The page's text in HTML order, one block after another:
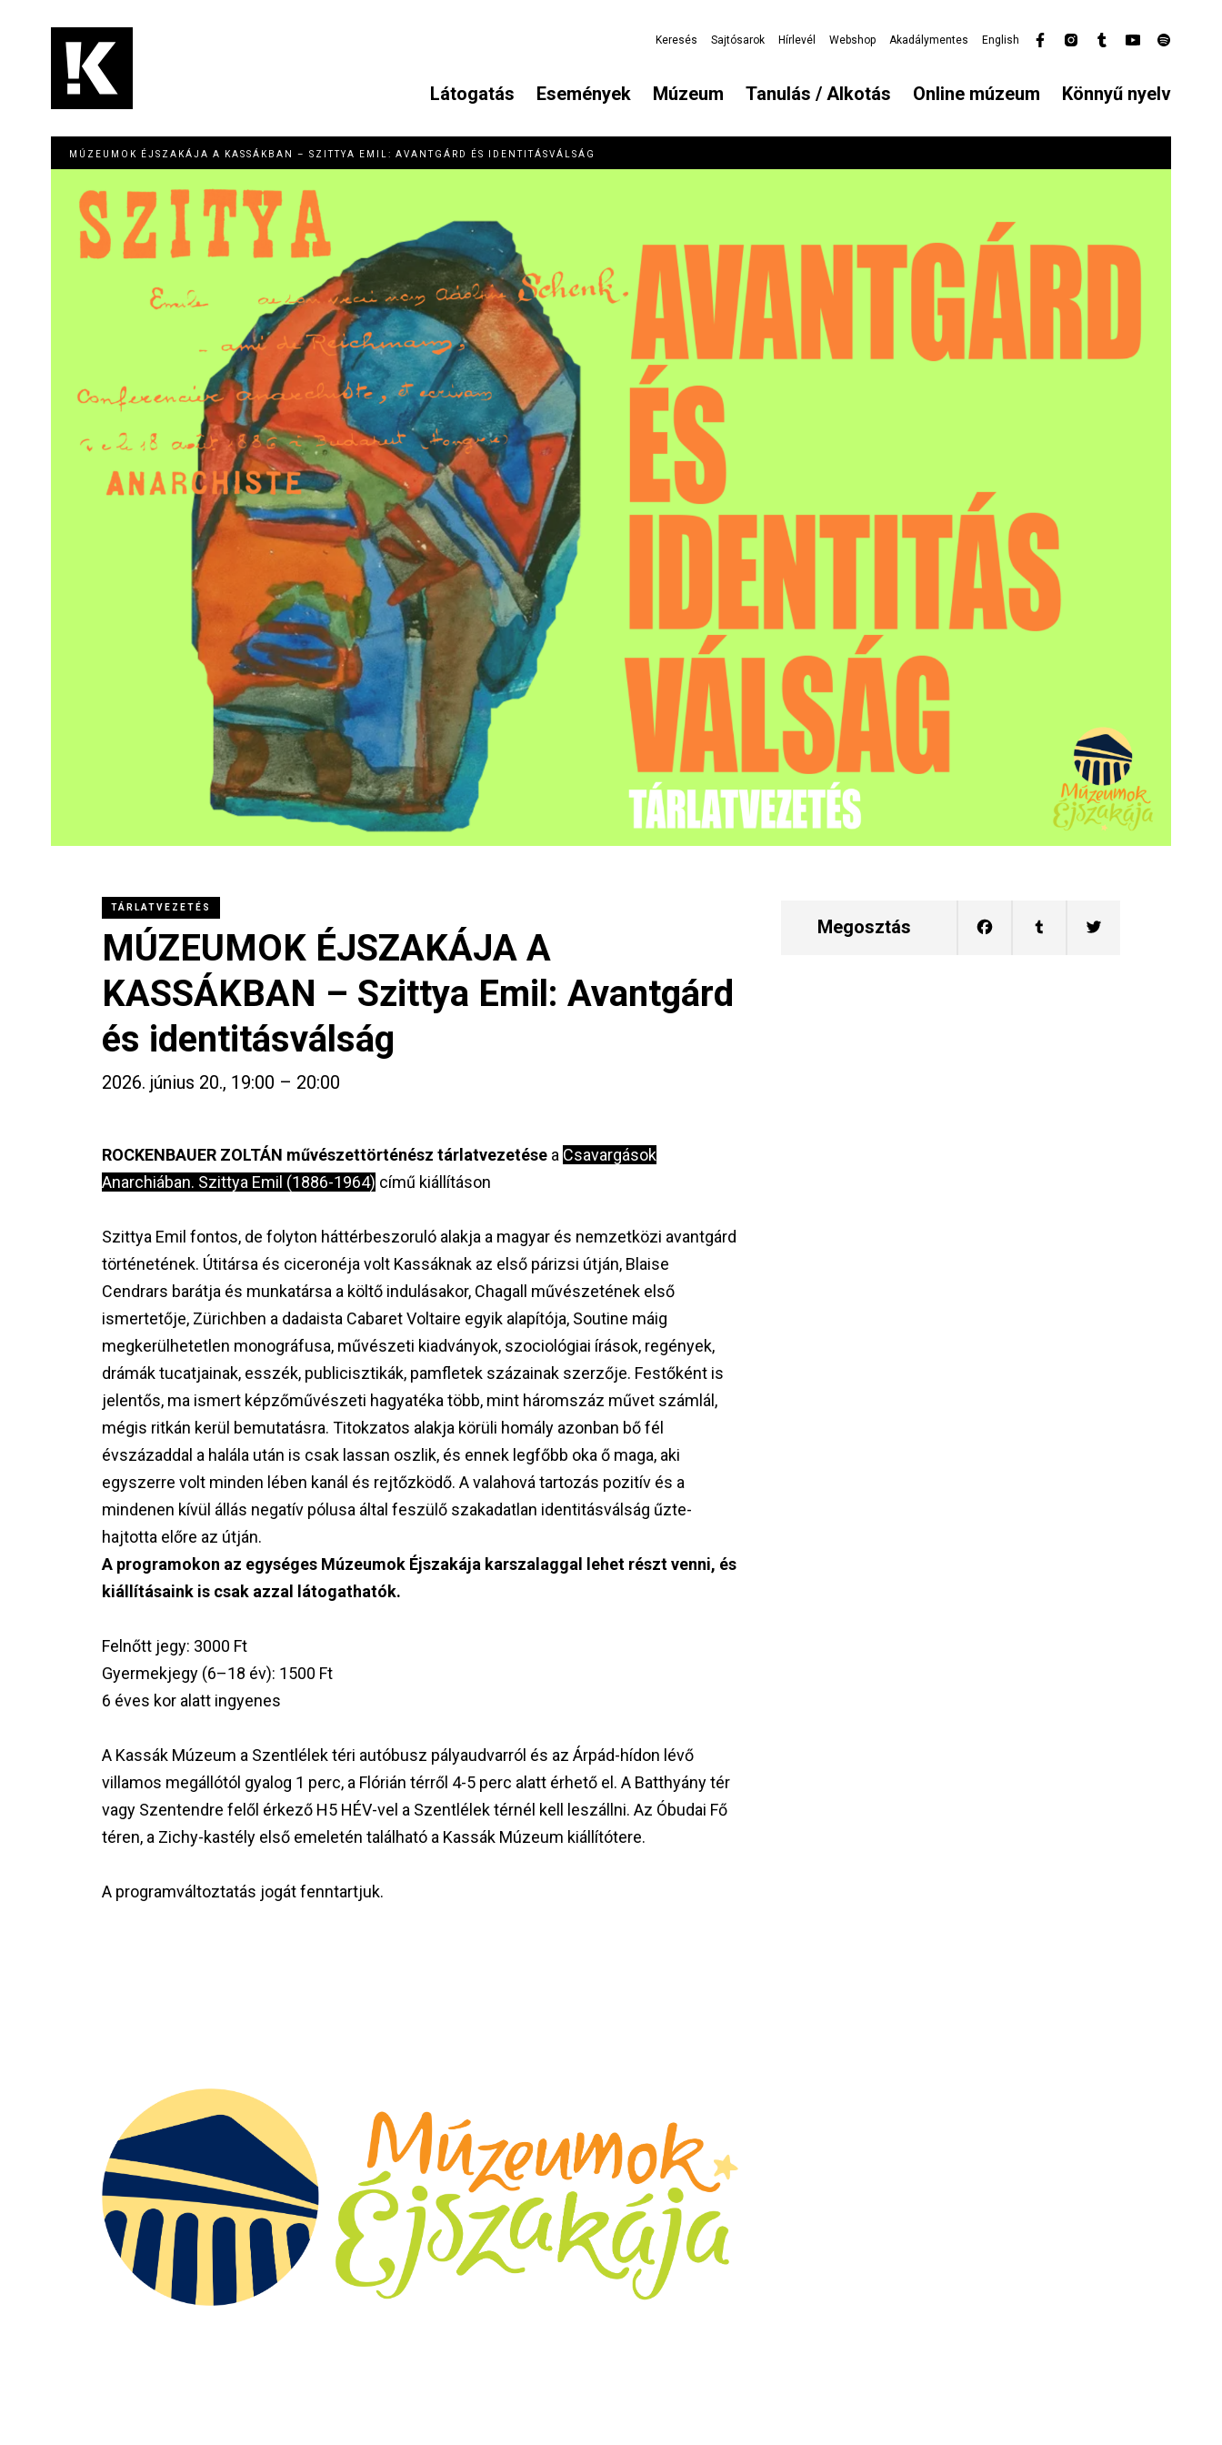
menu
Keresés Sajtósarok Hírlevél Webshop Akadálymentes English
navigation
Látogatás Események Múzeum Tanulás / Alkotás Online múzeum Könnyű nyelv
MÚZEUMOK ÉJSZAKÁJA A KASSÁKBAN – SZITTYA EMIL: AVANTGÁRD ÉS IDENTITÁSVÁLSÁG
TÁRLATVEZETÉS
MÚZEUMOK ÉJSZAKÁJA A
KASSÁKBAN – Szittya Emil: Avantgárd
és identitásválság
2026. június 20., 19:00 – 20:00
ROCKENBAUER ZOLTÁN művészettörténész tárlatvezetése a Csavargások
Anarchiában. Szittya Emil (1886-1964) című kiállításon
Szittya Emil fontos, de folyton háttérbeszoruló alakja a magyar és nemzetközi avantgárd
történetének. Útitársa és ciceronéja volt Kassáknak az első párizsi útján, Blaise
Cendrars barátja és munkatársa a költő indulásakor, Chagall művészetének első
ismertetője, Zürichben a dadaista Cabaret Voltaire egyik alapítója, Soutine máig
megkerülhetetlen monográfusa, művészeti kiadványok, szociológiai írások, regények,
drámák tucatjainak, esszék, publicisztikák, pamfletek százainak szerzője. Festőként is
jelentős, ma ismert képzőművészeti hagyatéka több, mint háromszáz művet számlál,
mégis ritkán kerül bemutatásra. Titokzatos alakja körüli homály azonban bő fél
évszázaddal a halála után is csak lassan oszlik, és ennek legfőbb oka ő maga, aki
egyszerre volt minden lében kanál és rejtőzködő. A valahová tartozás pozitív és a
mindenen kívül állás negatív pólusa által feszülő szakadatlan identitásválság űzte-
hajtotta előre az útján.
A programokon az egységes Múzeumok Éjszakája karszalaggal lehet részt venni, és
kiállításaink is csak azzal látogathatók.
Felnőtt jegy: 3000 Ft
Gyermekjegy (6–18 év): 1500 Ft
6 éves kor alatt ingyenes
A Kassák Múzeum a Szentlélek téri autóbusz pályaudvarról és az Árpád-hídon lévő
villamos megállótól gyalog 1 perc, a Flórián térről 4-5 perc alatt érhető el. A Batthyány tér
vagy Szentendre felől érkező H5 HÉV-vel a Szentlélek térnél kell leszállni. Az Óbudai Fő
téren, a Zichy-kastély első emeletén található a Kassák Múzeum kiállítótere.
A programváltoztatás jogát fenntartjuk.
Megosztás